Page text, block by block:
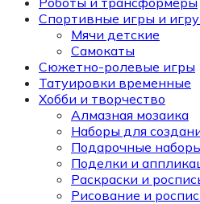
Спортивные игры и
Мячи детские
Самокаты
Сюжетно-ролевые игры
Татуировки временные
Хобби и творчество
Алмазная мозаика
Наборы для
Подарочные
Поделки и
Раскраски и
Рисование и